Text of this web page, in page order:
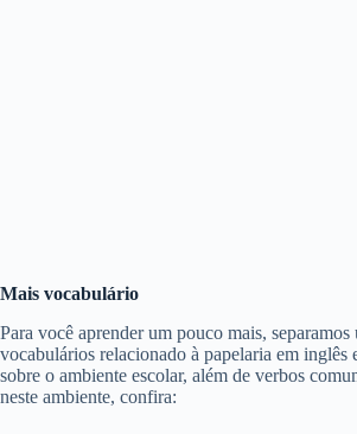
Mais vocabulário
Para você aprender um pouco mais,
vocabulários relacionado à papelaria em inglês
sobre o ambiente escolar, além de verbos
neste ambiente, confira: